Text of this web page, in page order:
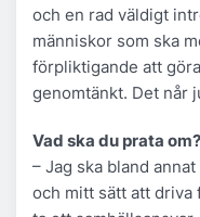
och en rad väldigt
människor som ska
förpliktigande att
genomtänkt. Det når
Vad ska du prata om?
– Jag ska bland
och mitt sätt att driva